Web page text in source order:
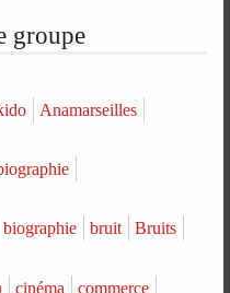
groupe
Anamarseilles
biographie bruit Bruits
cinéma commerce